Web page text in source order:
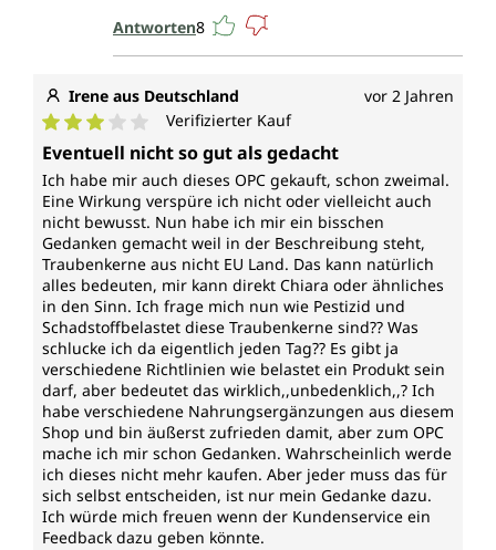
Antworten8
Irene aus Deutschland vor 2 Jahren
Durchschnittliche Bewertung von 3 von 5 Sternen
Verifizierter Kauf
Eventuell nicht so gut als gedacht
Ich habe mir auch dieses OPC gekauft, schon zweimal.
Eine Wirkung verspüre ich nicht oder vielleicht auch
nicht bewusst. Nun habe ich mir ein bisschen
Gedanken gemacht weil in der Beschreibung steht,
Traubenkerne aus nicht EU Land. Das kann natürlich
alles bedeuten, mir kann direkt Chiara oder ähnliches
in den Sinn. Ich frage mich nun wie Pestizid und
Schadstoffbelastet diese Traubenkerne sind?? Was
schlucke ich da eigentlich jeden Tag?? Es gibt ja
verschiedene Richtlinien wie belastet ein Produkt sein
darf, aber bedeutet das wirklich,,unbedenklich,,? Ich
habe verschiedene Nahrungsergänzungen aus diesem
Shop und bin äußerst zufrieden damit, aber zum OPC
mache ich mir schon Gedanken. Wahrscheinlich werde
ich dieses nicht mehr kaufen. Aber jeder muss das für
sich selbst entscheiden, ist nur mein Gedanke dazu.
Ich würde mich freuen wenn der Kundenservice ein
Feedback dazu geben könnte.